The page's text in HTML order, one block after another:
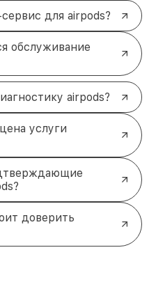
работы и
идеальную
на
Apple в
любые
высокое качество
+7 (843) 254-68-13
Галиаскара Камала,
для airpods?
обслуживание
airpods?
услуги
доверить